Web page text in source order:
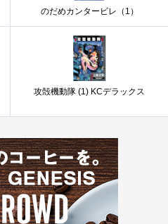
のだめカンタービレ（1）
攻殻機動隊 (1) KCデラックス